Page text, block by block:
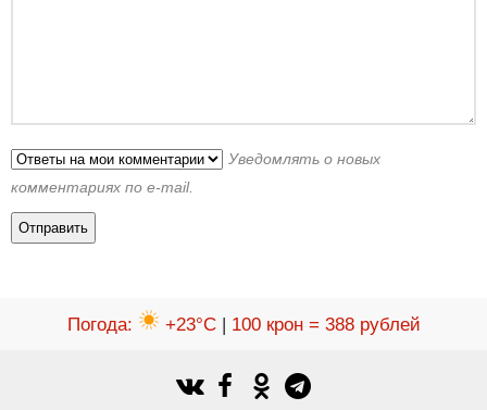
Уведомлять о новых
комментариях по e-mail.
Погода: +23°C| 100 крон = 388 рублей